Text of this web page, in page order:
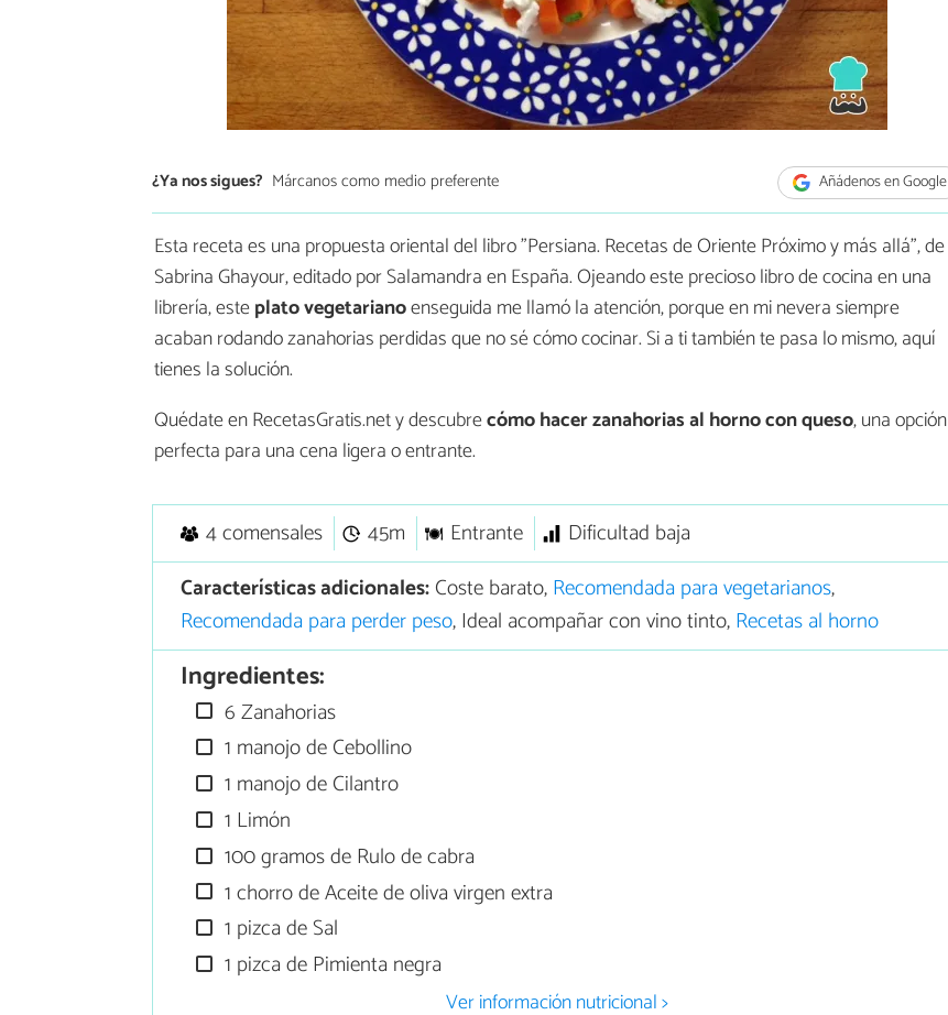
¿Ya nos sigues? Márcanos como medio preferente Añádenos en Google
Esta receta es una propuesta oriental del libro "Persiana. Recetas de Oriente Próximo y más allá", de
Sabrina Ghayour, editado por Salamandra en España. Ojeando este precioso libro de cocina en una
librería, esteplato vegetarianoenseguida me llamó la atención, porque en mi nevera siempre
acaban rodando zanahorias perdidas que no sé cómo cocinar. Si a ti también te pasa lo mismo, aquí
tienes la solución.
Quédate en RecetasGratis.net y descubrecómo hacer zanahorias al horno con queso, una opción
perfecta para una cena ligera o entrante.
4 comensales 45m Entrante
Dificultad baja
Características adicionales:Coste barato,Recomendada para vegetarianos,
Recomendada para perder peso, Ideal acompañar con vino tinto,Recetas al horno
Ingredientes:
6 Zanahorias
1 manojo de Cebollino
1 manojo de Cilantro
1 Limón
100 gramos de Rulo de cabra
1 chorro de Aceite de oliva virgen extra
1 pizca de Sal
1 pizca de Pimienta negra
Ver información nutricional >